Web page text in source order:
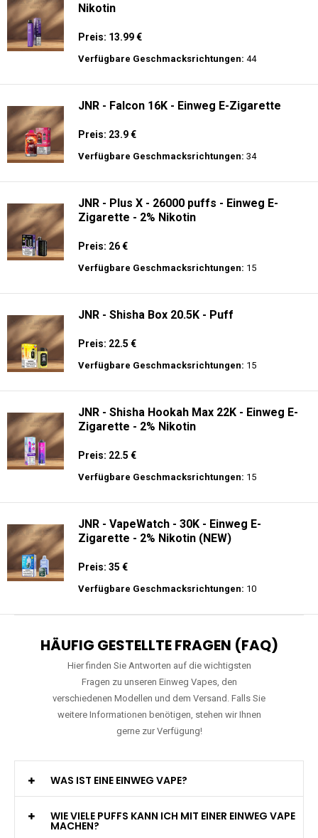
Nikotin
Preis: 13.99 €
Verfügbare Geschmacksrichtungen: 44
JNR - Falcon 16K - Einweg E-Zigarette
Preis: 23.9 €
Verfügbare Geschmacksrichtungen: 34
JNR - Plus X - 26000 puffs - Einweg E-
Zigarette - 2% Nikotin
Preis: 26 €
Verfügbare Geschmacksrichtungen: 15
JNR - Shisha Box 20.5K - Puff
Preis: 22.5 €
Verfügbare Geschmacksrichtungen: 15
JNR - Shisha Hookah Max 22K - Einweg E-
Zigarette - 2% Nikotin
Preis: 22.5 €
Verfügbare Geschmacksrichtungen: 15
JNR - VapeWatch - 30K - Einweg E-
Zigarette - 2% Nikotin (NEW)
Preis: 35 €
Verfügbare Geschmacksrichtungen: 10
HÄUFIG GESTELLTE FRAGEN (FAQ)
Hier finden Sie Antworten auf die wichtigsten
Fragen zu unseren Einweg Vapes, den
verschiedenen Modellen und dem Versand. Falls Sie
weitere Informationen benötigen, stehen wir Ihnen
gerne zur Verfügung!
WAS IST EINE EINWEG VAPE?
WIE VIELE PUFFS KANN ICH MIT EINER EINWEG VAPE
MACHEN?